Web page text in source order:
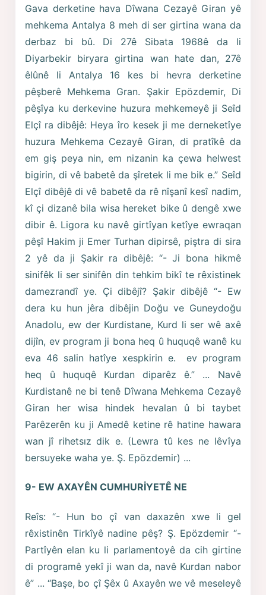
Gava derketine hava Dîwana Cezayê Giran yê
mehkema Antalya 8 meh di ser girtina wana da
derbaz bi bû. Di 27ê Sibata 1968ê da li
Diyarbekir biryara girtina wan hate dan, 27ê
êlûnê li Antalya 16 kes bi hevra derketine
pêşberê Mehkema Gran. Şakir Epözdemir, Di
pêşîya ku derkevine huzura mehkemeyê ji Seîd
Elçî ra dibêjê: Heya îro kesek ji me derneketîye
huzura Mehkema Cezayê Giran, di pratîkê da
em giş peya nin, em nizanin ka çewa helwest
bigirin, di vê babetê da şîretek li me bik e.” Seîd
Elçî dibêjê di vê babetê da rê nîşanî kesî nadim,
kî çi dizanê bila wisa hereket bike û dengê xwe
dibir ê. Ligora ku navê girtîyan ketîye ewraqan
pêşî Hakim ji Emer Turhan dipirsê, piştra di sira
2 yê da ji Şakir ra dibêjê: “- Ji bona hikmê
sinifêk li ser sinifên din tehkim bikî te rêxistinek
damezrandî ye. Çi dibêjî? Şakir dibêjê “- Ew
dera ku hun jêra dibêjin Doğu ve Guneydoğu
Anadolu, ew der Kurdistane, Kurd li ser wê axê
dijîn, ev program ji bona heq û huquqê wanê ku
eva 46 salin hatîye xespkirin e. ev program
heq û huquqê Kurdan diparêz ê.” ... Navê
Kurdistanê ne bi tenê Dîwana Mehkema Cezayê
Giran her wisa hindek hevalan û bi taybet
Parêzerên ku ji Amedê ketine rê hatine hawara
wan jî rihetsız dik e. (Lewra tû kes ne lêvîya
bersuyeke waha ye. Ş. Epözdemir) ...
9- EW AXAYÊN CUMHURİYETÊ NE
Reîs: “- Hun bo çî van daxazên xwe li gel
rêxistinên Tirkîyê nadine pêş? Ş. Epözdemir “-
Partîyên elan ku li parlamentoyê da cih girtine
di programê yekî ji wan da, navê Kurdan nabor
ê” ... “Başe, bo çî Şêx û Axayên we vê meseleyê